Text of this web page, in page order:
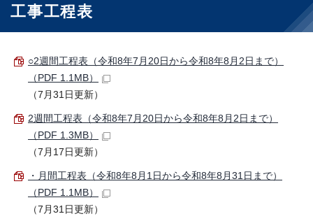
工事工程表
○2週間工程表（令和8年7月20日から令和8年8月2日まで）
（PDF 1.1MB）
（7月31日更新）
2週間工程表（令和8年7月20日から令和8年8月2日まで）
（PDF 1.3MB）
（7月17日更新）
・月間工程表（令和8年8月1日から令和8年8月31日まで）
（PDF 1.1MB）
（7月31日更新）